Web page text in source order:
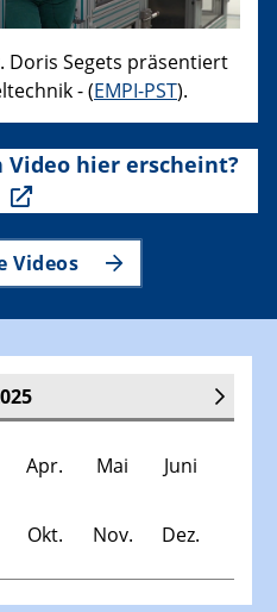
Doris Segets präsentiert
- (EMPI-PST).
hier erscheint?
Videos
Apr. Mai Juni
Okt. Nov. Dez.